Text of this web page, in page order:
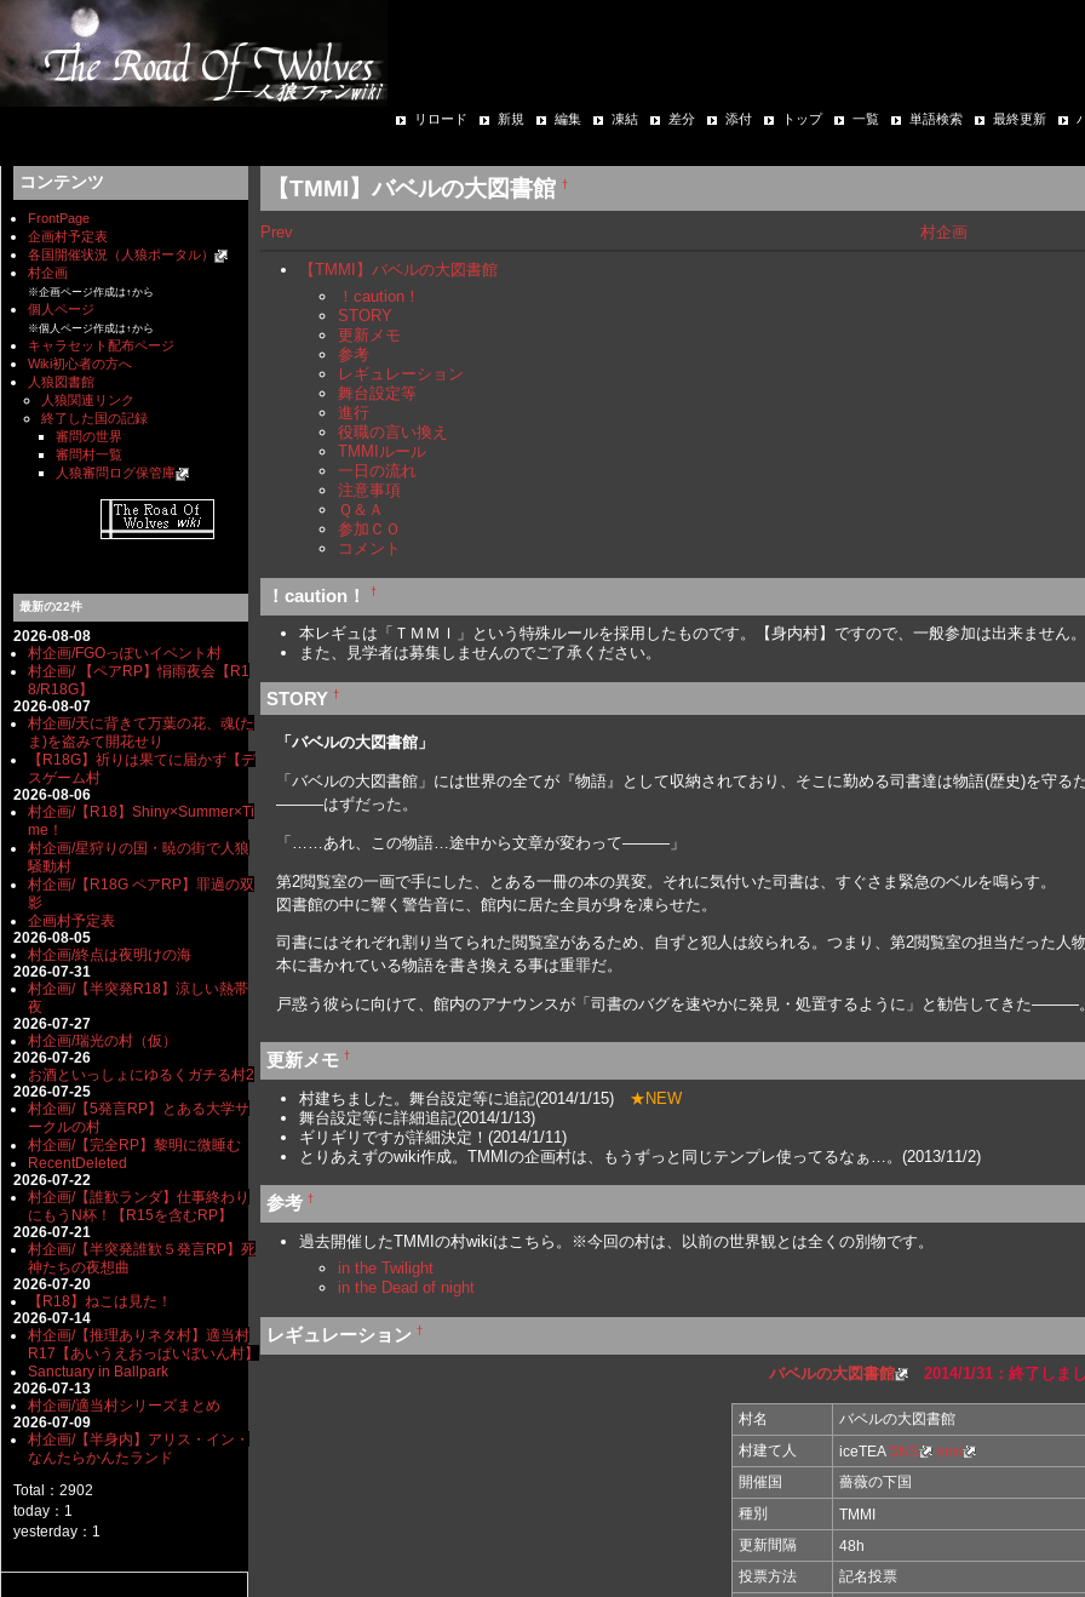
リロード 新規 編集 凍結 差分 添付 トップ 一覧 単語検索 最終更新
コンテンツ
FrontPage
企画村予定表
各国開催状況（人狼ポータル）
村企画
※企画ページ作成は↑から
個人ページ
※個人ページ作成は↑から
キャラセット配布ページ
Wiki初心者の方へ
人狼図書館
人狼関連リンク
終了した国の記録
審問の世界
審問村一覧
人狼審問ログ保管庫
最新の22件
2026-08-08
村企画/FGOっぽいイベント村
村企画/ 【ペアRP】悁雨夜会【R1
8/R18G】
2026-08-07
村企画/天に背きて万葉の花、魂(た
ま)を盗みて開花せり
【R18G】祈りは果てに届かず【デ
スゲーム村
2026-08-06
村企画/【R18】Shiny×Summer×Ti
me！
村企画/星狩りの国・暁の街で人狼
騒動村
村企画/【R18G ペアRP】罪過の双
影
企画村予定表
2026-08-05
村企画/終点は夜明けの海
2026-07-31
村企画/【半突発R18】涼しい熱帯
夜
2026-07-27
村企画/瑞光の村（仮）
2026-07-26
お酒といっしょにゆるくガチる村2
2026-07-25
村企画/【5発言RP】とある大学サ
ークルの村
村企画/【完全RP】黎明に微睡む
RecentDeleted
2026-07-22
村企画/【誰歓ランダ】仕事終わり
にもうN杯！【R15を含むRP】
2026-07-21
村企画/【半突発誰歓５発言RP】死
神たちの夜想曲
2026-07-20
【R18】ねこは見た！
2026-07-14
村企画/【推理ありネタ村】適当村
R17【あいうえおっぱいぼいん村】
Sanctuary in Ballpark
2026-07-13
村企画/適当村シリーズまとめ
2026-07-09
村企画/【半身内】アリス・イン・
なんたらかんたランド
Total：2902
today：1
yesterday：1
【TMMI】バベルの大図書館 †
Prev 村企画
【TMMI】バベルの大図書館
！caution！
STORY
更新メモ
参考
レギュレーション
舞台設定等
進行
役職の言い換え
TMMIルール
一日の流れ
注意事項
Ｑ＆Ａ
参加ＣＯ
コメント
！caution！ †
本レギュは「ＴＭＭＩ」という特殊ルールを採用したものです。【身内村】ですので、一般参加は出来ません。
また、見学者は募集しませんのでご了承ください。
STORY †
「バベルの大図書館」
「バベルの大図書館」には世界の全てが『物語』として収納されており、そこに勤める司書達は物語(歴史)を守る
―――はずだった。
「……あれ、この物語…途中から文章が変わって―――」
第2閲覧室の一画で手にした、とある一冊の本の異変。それに気付いた司書は、すぐさま緊急のベルを鳴らす。
図書館の中に響く警告音に、館内に居た全員が身を凍らせた。
司書にはそれぞれ割り当てられた閲覧室があるため、自ずと犯人は絞られる。つまり、第2閲覧室の担当だった人
本に書かれている物語を書き換える事は重罪だ。
戸惑う彼らに向けて、館内のアナウンスが「司書のバグを速やかに発見・処置するように」と勧告してきた―――
更新メモ †
村建ちました。舞台設定等に追記(2014/1/15) ★NEW
舞台設定等に詳細追記(2014/1/13)
ギリギリですが詳細決定！(2014/1/11)
とりあえずのwiki作成。TMMIの企画村は、もうずっと同じテンプレ使ってるなぁ…。(2013/11/2)
参考 †
過去開催したTMMIの村wikiはこちら。※今回の村は、以前の世界観とは全くの別物です。
in the Twilight
in the Dead of night
レギュレーション †
バベルの大図書館 2014/1/31：終了しま
村名
バベルの大図書館
村建て人
iceTEA SNS
mixi
開催国
薔薇の下国
種別
TMMI
更新間隔
48h
投票方法
記名投票